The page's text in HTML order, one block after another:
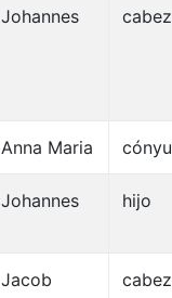
Johannes
Anna Maria
Johannes hijo
Jacob